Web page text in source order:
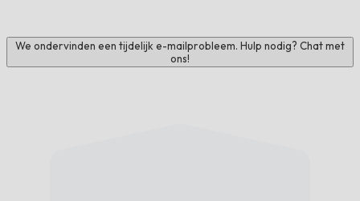
We ondervinden een tijdelijk e-mailprobleem. Hulp nodig? Chat met
ons!